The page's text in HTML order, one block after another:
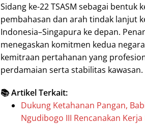
Sidang ke-22 TSASM sebagai bentuk
pembahasan dan arah tindak lanjut
Indonesia–Singapura ke depan.
menegaskan komitmen kedua
kemitraan pertahanan yang
perdamaian serta stabilitas kawasan.
📚 Artikel Terkait:
Dukung Ketahanan Pangan,
Ngudibogo III Rencanakan